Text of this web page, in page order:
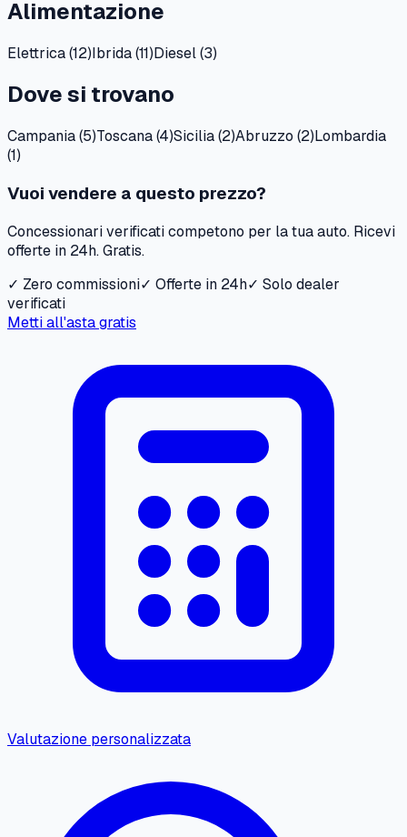
Alimentazione
Elettrica(12)Ibrida(11)Diesel(3)
Dove si trovano
Campania(5)Toscana(4)Sicilia(2)Abruzzo (2)Lombardia
(1)
Vuoi vendere a questo prezzo?
Concessionari verificati competono per la tua auto. Ricevi
offerte in 24h. Gratis.
✓ Zero commissioni✓ Offerte in 24h✓ Solo dealer
verificati
Metti all'asta gratis
Valutazione personalizzata